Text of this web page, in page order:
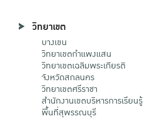
วิทยาเขต
บางเขน
วิทยาเขตกําแพงแสน
วิทยาเขตเฉลิมพระเกียรติ
จังหวัดสกลนคร
วิทยาเขตศรีราชา
สำนักงานเขตบริหารการเรียนรู้
พื้นที่สุพรรณบุรี